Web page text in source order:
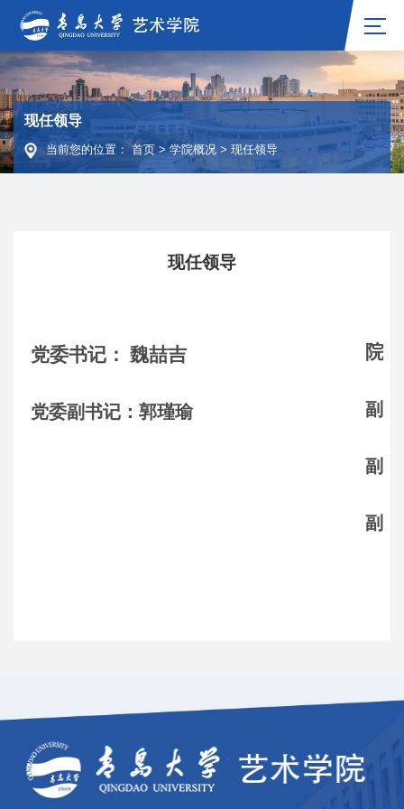
现任领导
当前您的位置：首页 >学院概况 > 现任领导
现任领导
党委书记： 魏喆吉
党委副书记：郭瑾瑜
院
副
副
副